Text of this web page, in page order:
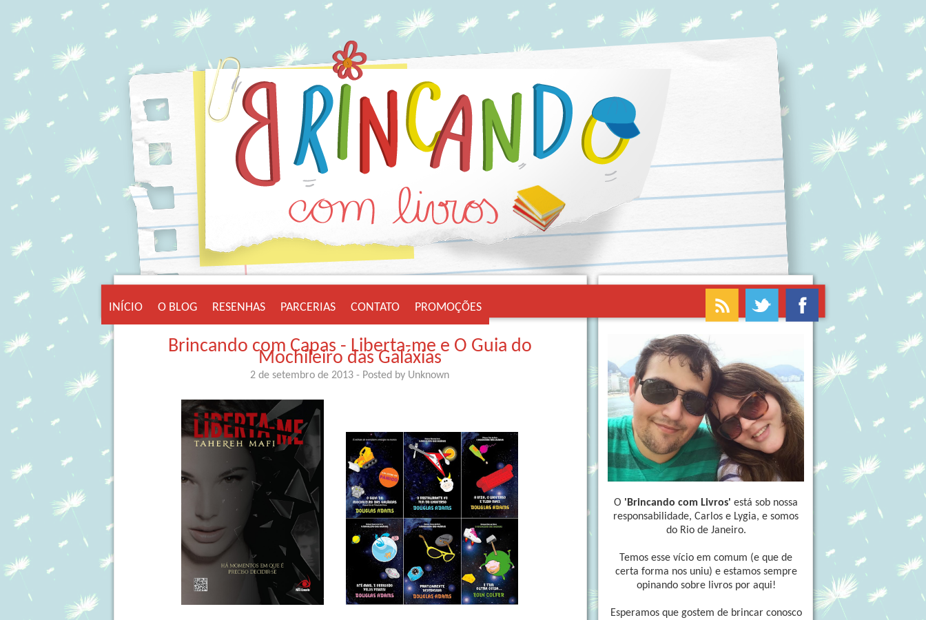
INÍCIO O BLOG RESENHAS PARCERIAS CONTATO PROMOÇÕES
Brincando com Capas - Liberta-me e O Guia do
Mochileiro das Galáxias
2 de setembro de 2013 - Posted by Unknown
O 'Brincando com Livros' está sob nossa
responsabilidade, Carlos e Lygia, e somos
do Rio de Janeiro.
Temos esse vício em comum (e que de
certa forma nos uniu) e estamos sempre
opinando sobre livros por aqui!
Esperamos que gostem de brincar conosco